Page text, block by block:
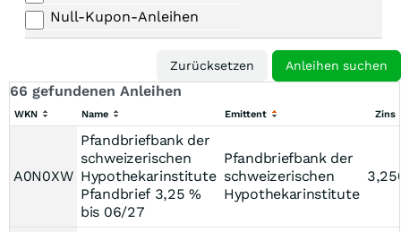
Null-Kupon-Anleihen
66 gefundenen Anleihen
WKN Name Emittent Zins
A0N0XW
Pfandbriefbank der
schweizerischen
Hypothekarinstitute
Pfandbrief 3,25 %
bis 06/27
Pfandbriefbank der
schweizerischen
Hypothekarinstitute